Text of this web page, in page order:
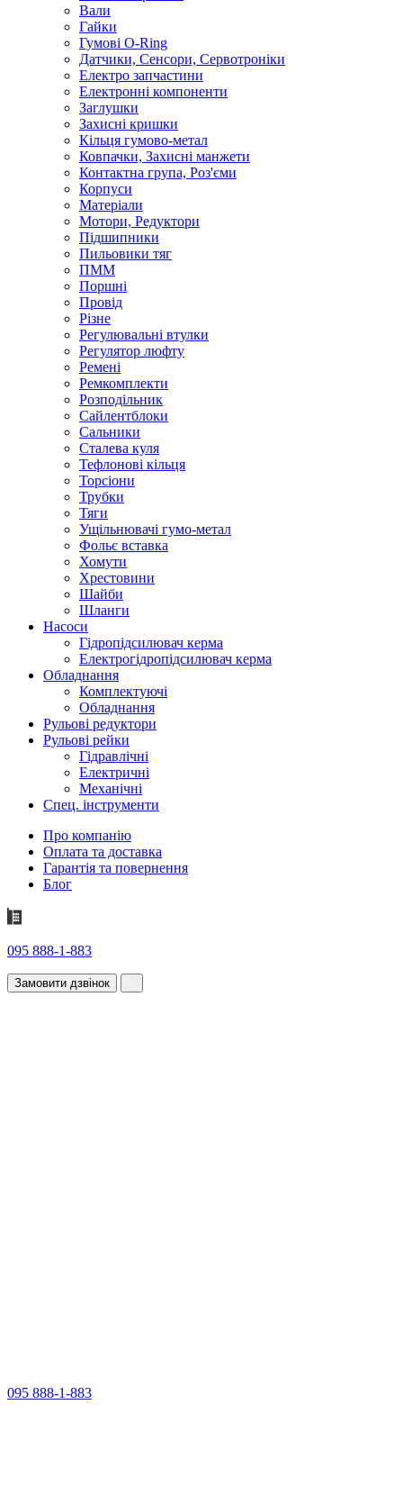
Вали
Гайки
Гумові O-Ring
Датчики, Сенсори, Сервотроніки
Електро запчастини
Електронні компоненти
Заглушки
Захисні кришки
Кільця гумово-метал
Ковпачки, Захисні манжети
Контактна група, Роз'єми
Корпуси
Матеріали
Мотори, Редуктори
Підшипники
Пильовики тяг
ПММ
Поршні
Провід
Різне
Регулювальні втулки
Регулятор люфту
Ремені
Ремкомплекти
Розподільник
Сайлентблоки
Сальники
Сталева куля
Тефлонові кільця
Торсіони
Трубки
Тяги
Ущільнювачі гумо-метал
Фольє вставка
Хомути
Хрестовини
Шайби
Шланги
Насоси
Гідропідсилювач керма
Електрогідропідсилювач керма
Обладнання
Комплектуючі
Обладнання
Рульові редуктори
Рульові рейки
Гідравлічні
Електричні
Механічні
Спец. інструменти
Про компанію
Оплата та доставка
Гарантія та повернення
Блог
095 888-1-883
Замовити дзвінок
095 888-1-883